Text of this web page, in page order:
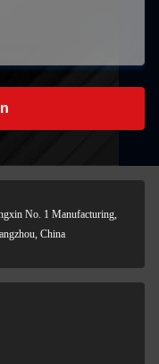
No. 1 Manufacturing,
China